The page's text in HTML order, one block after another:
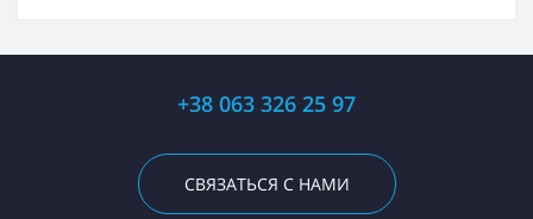
+38 063 326 25 97
СВЯЗАТЬСЯ С НАМИ